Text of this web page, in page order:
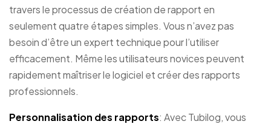
travers le processus de création de rapport en
seulement quatre étapes simples. Vous n’avez pas
besoin d’être un expert technique pour l’utiliser
efficacement. Même les utilisateurs novices peuvent
rapidement maîtriser le logiciel et créer des rapports
professionnels.
Personnalisation des rapports: Avec Tubilog, vous